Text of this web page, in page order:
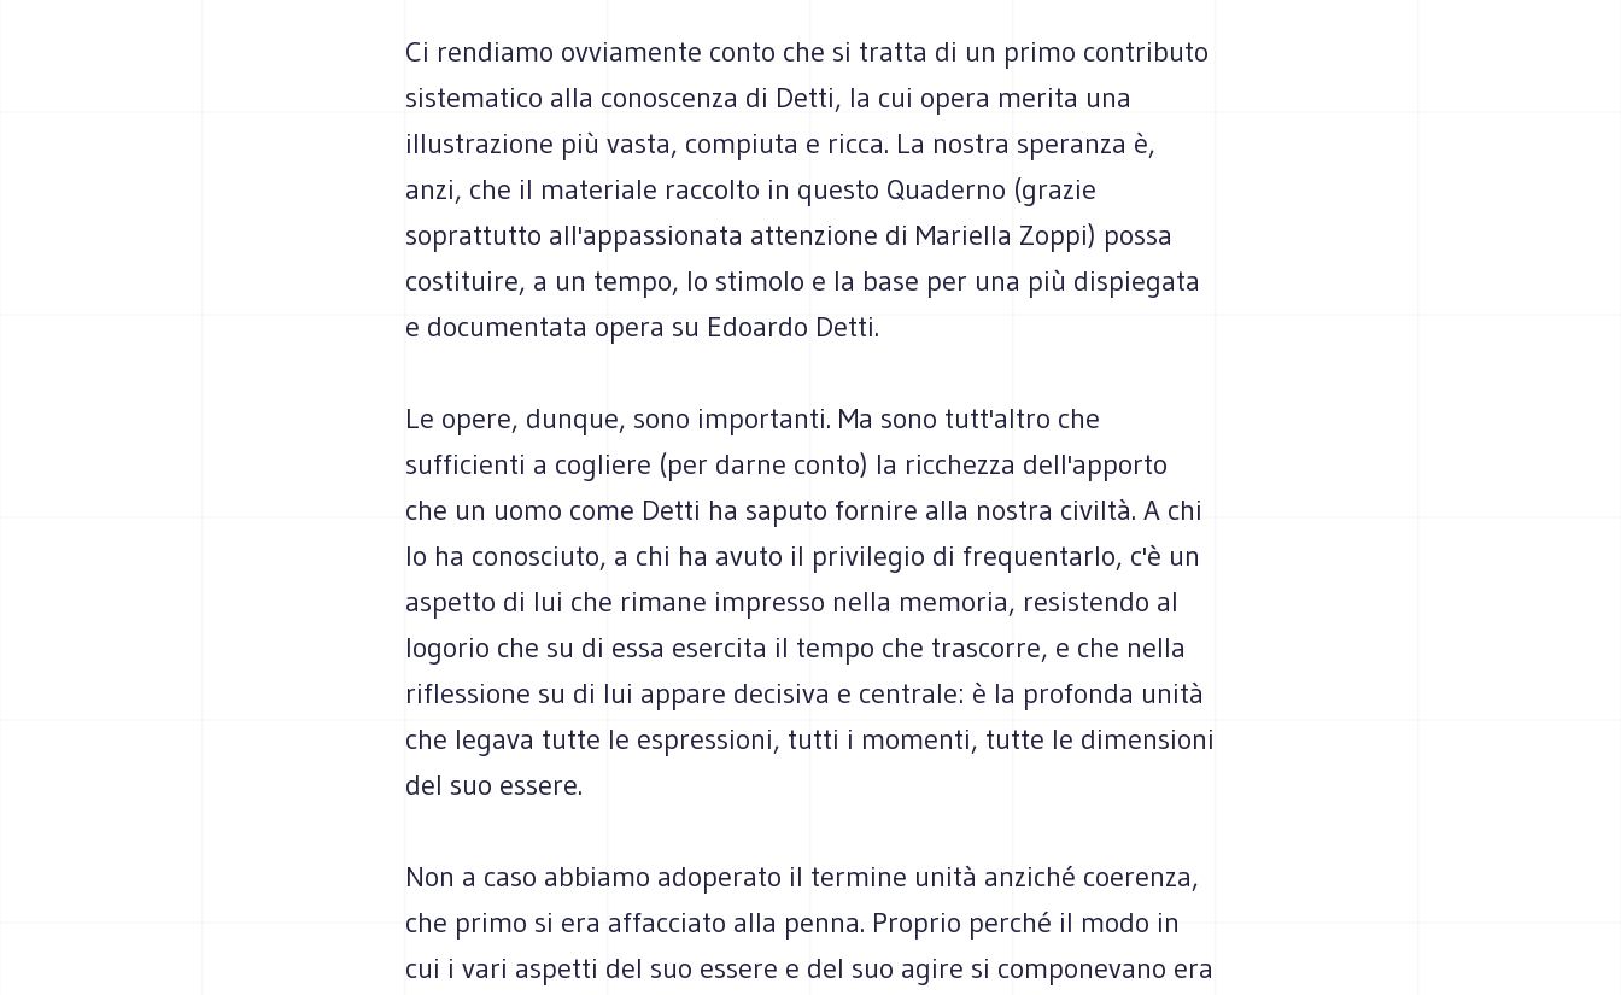
Ci rendiamo ovviamente conto che si tratta di un primo contributo
sistematico alla conoscenza di Detti, la cui opera merita una
illustrazione più vasta, compiuta e ricca. La nostra speranza è,
anzi, che il materiale raccolto in questo Quaderno (grazie
soprattutto all'appassionata attenzione di Mariella Zoppi) possa
costituire, a un tempo, lo stimolo e la base per una più dispiegata
e documentata opera su Edoardo Detti.
Le opere, dunque, sono importanti. Ma sono tutt'altro che
sufficienti a cogliere (per darne conto) la ricchezza dell'apporto
che un uomo come Detti ha saputo fornire alla nostra civiltà. A chi
lo ha conosciuto, a chi ha avuto il privilegio di frequentarlo, c'è un
aspetto di lui che rimane impresso nella memoria, resistendo al
logorio che su di essa esercita il tempo che trascorre, e che nella
riflessione su di lui appare decisiva e centrale: è la profonda unità
che legava tutte le espressioni, tutti i momenti, tutte le dimensioni
del suo essere.
Non a caso abbiamo adoperato il termine unità anziché coerenza,
che primo si era affacciato alla penna. Proprio perché il modo in
cui i vari aspetti del suo essere e del suo agire si componevano era